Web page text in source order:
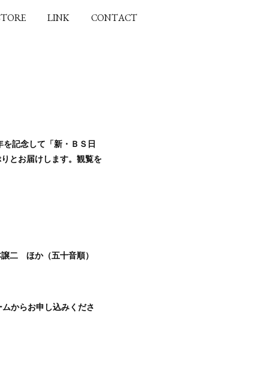
LINK CONTACT
記念して「新・ＢＳ日
とお届けします。観覧を
二 ほか（五十音順）
からお申し込みくださ